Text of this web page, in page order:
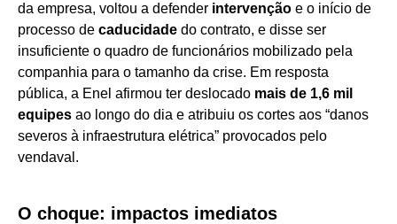
da empresa, voltou a defender intervenção e o início de
processo de caducidade do contrato, e disse ser
insuficiente o quadro de funcionários mobilizado pela
companhia para o tamanho da crise. Em resposta
pública, a Enel afirmou ter deslocado mais de 1,6 mil
equipes ao longo do dia e atribuiu os cortes aos “danos
severos à infraestrutura elétrica” provocados pelo
vendaval.
O choque: impactos imediatos